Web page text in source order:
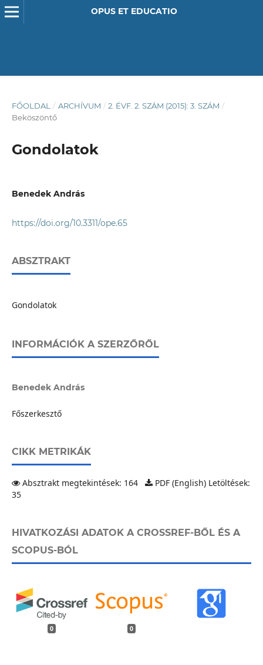
OPUS ET EDUCATIO
FŐOLDAL / ARCHÍVUM / 2. ÉVF. 2. SZÁM (2015): 3. SZÁM /
Beköszöntő
Gondolatok
Benedek András
https://doi.org/10.3311/ope.65
ABSZTRAKT
Gondolatok
INFORMÁCIÓK A SZERZŐRŐL
Benedek András
Főszerkesztő
CIKK METRIKÁK
Absztrakt megtekintések: 164
PDF (English) Letöltések:
35
HIVATKOZÁSI ADATOK A CROSSREF-BŐL ÉS A
SCOPUS-BÓL
0 0